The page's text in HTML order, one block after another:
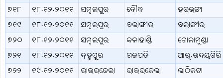
୭୧୮
୧୮.୧୨.୨୦୧୧ ସମ୍ବଲପୁର ବୌଦ୍ଧ
ହରଭଙ୍ଗା
୭୧୯
୧୮.୧୨.୨୦୧୧ ସମ୍ବଲପୁର ବଲାଙ୍ଗୀର
ବଲାଙ୍ଗୀର
୭୨୦
୧୮.୧୨.୨୦୧୧ ସମ୍ବଲପୁର କଳାହାଣ୍ଡି
ଗୋଳାମୁଣ୍ଡା
୭୨୧
୧୮.୧୨.୨୦୧୧ ବ୍ରହ୍ମପୁର ଗଜପତି
ଆର୍.ଉଦୟଗିରି
୭୨୨
୧୯.୧୨.୨୦୧୧ ରାଉରକେଲା ରାଉରକେଲା
ଲାଠିକଟା